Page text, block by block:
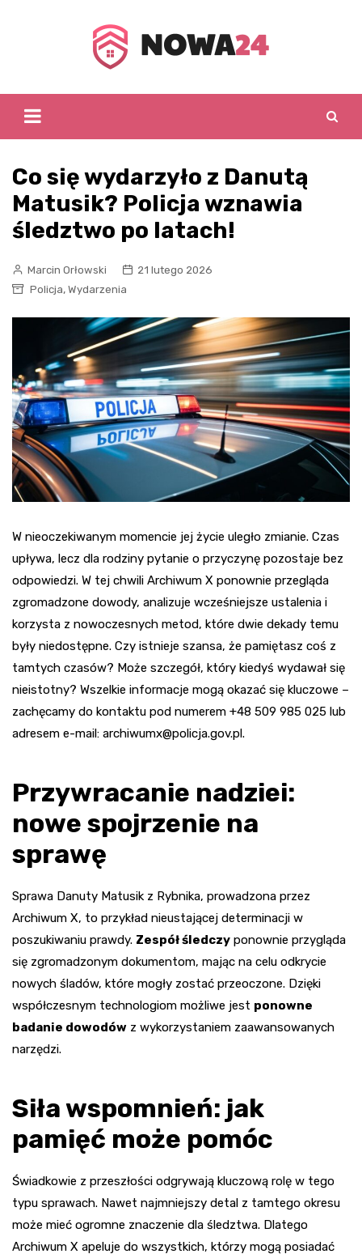
Co się wydarzyło z Danutą
Matusik? Policja wznawia
śledztwo po latach!
Marcin Orłowski
21 lutego 2026
Policja, Wydarzenia
W nieoczekiwanym momencie jej życie uległo zmianie. Czas
upływa, lecz dla rodziny pytanie o przyczynę pozostaje bez
odpowiedzi. W tej chwili Archiwum X ponownie przegląda
zgromadzone dowody, analizuje wcześniejsze ustalenia i
korzysta z nowoczesnych metod, które dwie dekady temu
były niedostępne. Czy istnieje szansa, że pamiętasz coś z
tamtych czasów? Może szczegół, który kiedyś wydawał się
nieistotny? Wszelkie informacje mogą okazać się kluczowe –
zachęcamy do kontaktu pod numerem +48 509 985 025 lub
adresem e-mail: archiwumx@policja.gov.pl.
Przywracanie nadziei:
nowe spojrzenie na
sprawę
Sprawa Danuty Matusik z Rybnika, prowadzona przez
Archiwum X, to przykład nieustającej determinacji w
poszukiwaniu prawdy. Zespół śledczy ponownie przygląda
się zgromadzonym dokumentom, mając na celu odkrycie
nowych śladów, które mogły zostać przeoczone. Dzięki
współczesnym technologiom możliwe jest ponowne
badanie dowodów z wykorzystaniem zaawansowanych
narzędzi.
Siła wspomnień: jak
pamięć może pomóc
Świadkowie z przeszłości odgrywają kluczową rolę w tego
typu sprawach. Nawet najmniejszy detal z tamtego okresu
może mieć ogromne znaczenie dla śledztwa. Dlatego
Archiwum X apeluje do wszystkich, którzy mogą posiadać